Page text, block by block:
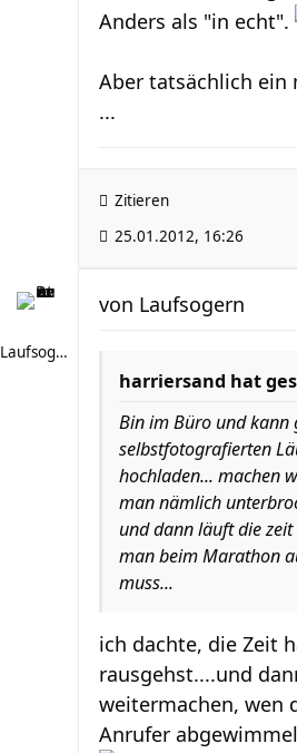
Anders als "in echt".
Aber tatsächlich ein
...
Zitieren
25.01.2012, 16:26
Laufsogern
von Laufsogern
harriersand hat
Bin im Büro und kann
selbstfotografierten
hochladen... machen
man nämlich
und dann läuft die zeit
man beim Marathon
muss...
ich dachte, die Zeit
rausgehst....und
weitermachen, wen
Anrufer